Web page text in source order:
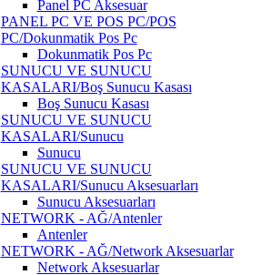
Panel PC Aksesuar
PANEL PC VE POS PC/POS
PC/Dokunmatik Pos Pc
Dokunmatik Pos Pc
SUNUCU VE SUNUCU
KASALARI/Boş Sunucu Kasası
Boş Sunucu Kasası
SUNUCU VE SUNUCU
KASALARI/Sunucu
Sunucu
SUNUCU VE SUNUCU
KASALARI/Sunucu Aksesuarları
Sunucu Aksesuarları
NETWORK - AĞ/Antenler
Antenler
NETWORK - AĞ/Network Aksesuarlar
Network Aksesuarlar